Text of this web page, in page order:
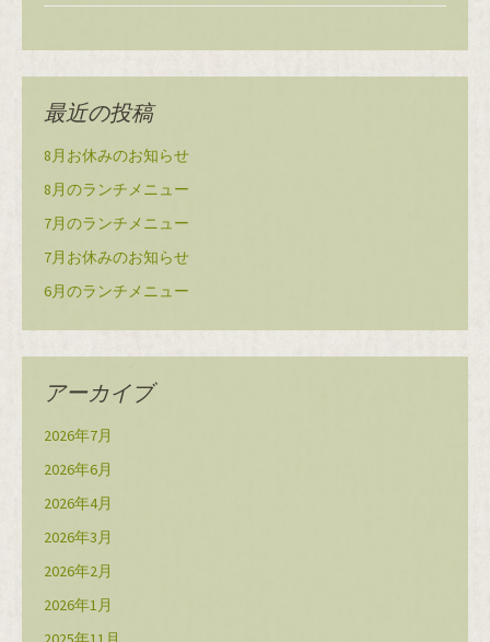
最近の投稿
8月お休みのお知らせ
8月のランチメニュー
7月のランチメニュー
7月お休みのお知らせ
6月のランチメニュー
アーカイブ
2026年7月
2026年6月
2026年4月
2026年3月
2026年2月
2026年1月